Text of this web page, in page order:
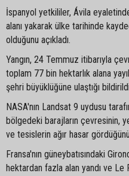
İspanyol yetkililer, Ávila
alanı yakarak ülke tarihinde
olduğunu açıkladı.
Yangın, 24 Temmuz itibarıyla
toplam 77 bin hektarlık alana
şehri büyüklüğüne ulaştığı
NASA'nın Landsat 9 uydusu
bölgedeki barajların çevresinin,
ve tesislerin ağır hasar
Fransa'nın güneybatısındaki
hektardan fazla alan yandı ve